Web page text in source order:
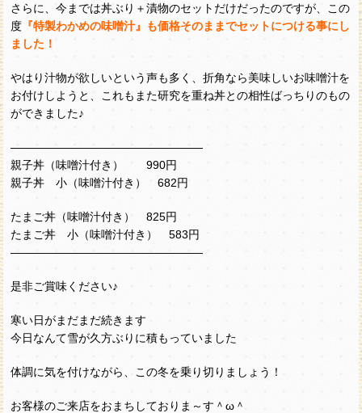
さらに、今までは丼ぶり＋漬物のセットだけだったのですが、この
度 『特製わかめの味噌汁』も価格そのままでセットにつける事にし
ました！
やはり汁物が欲しいという声も多く、折角なら美味しいお味噌汁を
お付けしようと、これもまた研究を重ね丼との相性ばっちりのもの
ができました♪
―――――――――――――――――
親子丼（味噌汁付き） 990円
親子丼 小（味噌汁付き） 682円
たまご丼（味噌汁付き） 825円
たまご丼 小（味噌汁付き） 583円
―――――――――――――――――
是非ご賞味ください♪
寒い日がまだまだ続きます
今日なんて雪が久方ぶりに積もっていました
体調に気を付けながら、この冬を乗り切りましょう！
お客様のご来店をおまちしておりま～す＾ω＾